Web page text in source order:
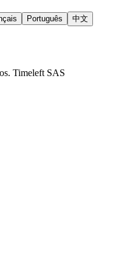
Português
中文
Timeleft SAS